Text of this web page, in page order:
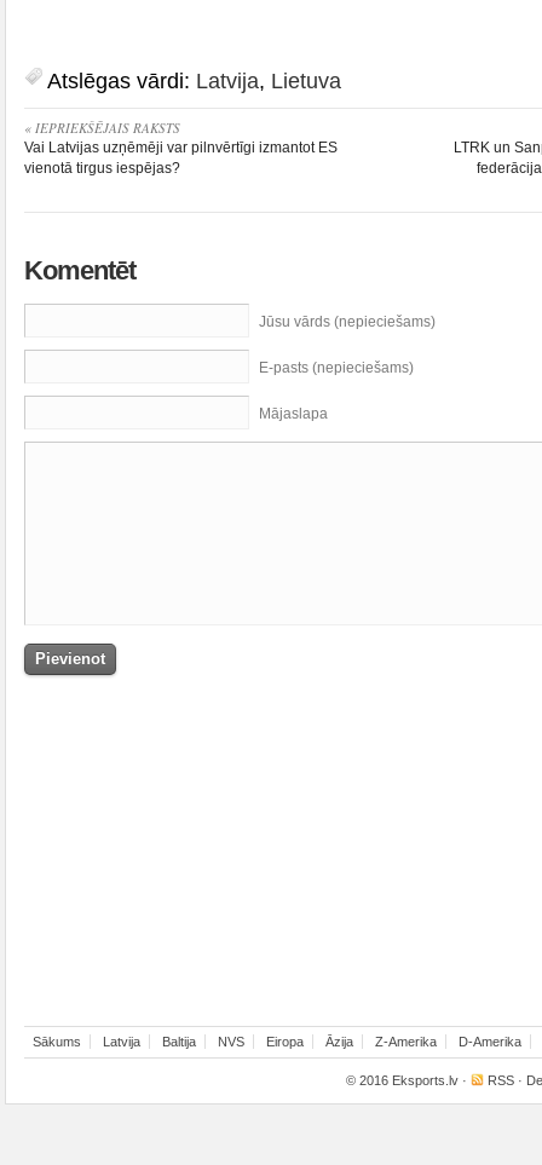
Atslēgas vārdi: Latvija, Lietuva
« IEPRIEKŠĒJAIS RAKSTS
Vai Latvijas uzņēmēji var pilnvērtīgi izmantot ES
vienotā tirgus iespējas?
LTRK un
Komentēt
Jūsu vārds (nepieciešams)
E-pasts (nepieciešams)
Mājaslapa
Sākums Latvija Baltija NVS Eiropa Āzija Z-Amerika D-Amerika
© 2016 Eksports.lv · RSS ·